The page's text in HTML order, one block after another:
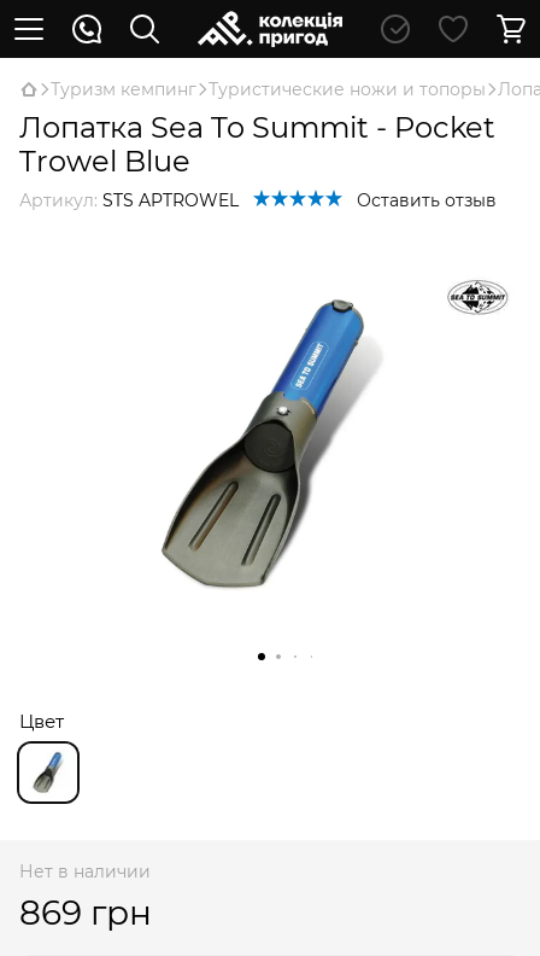
Туризм кемпинг Туристические ножи и топоры
Лопатка Sea To Summit - Pocket
Trowel Blue
Артикул: STS APTROWEL Оставить отзыв
Цвет
Нет в наличии
869 грн